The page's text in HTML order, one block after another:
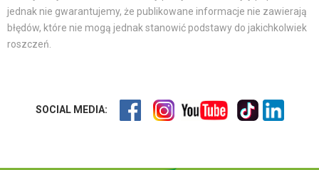
jednak nie gwarantujemy, że publikowane informacje nie zawierają
błędów, które nie mogą jednak stanowić podstawy do jakichkolwiek
roszczeń.
SOCIAL MEDIA: